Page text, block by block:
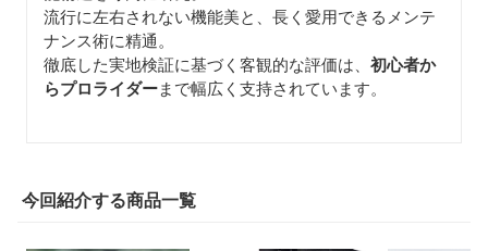
流行に左右されない機能美と、長く愛用できるメンテ
ナンス術に精通。
徹底した実地検証に基づく客観的な評価は、 初心者か
らプロライダーまで幅広く支持されています。
今回紹介する商品一覧